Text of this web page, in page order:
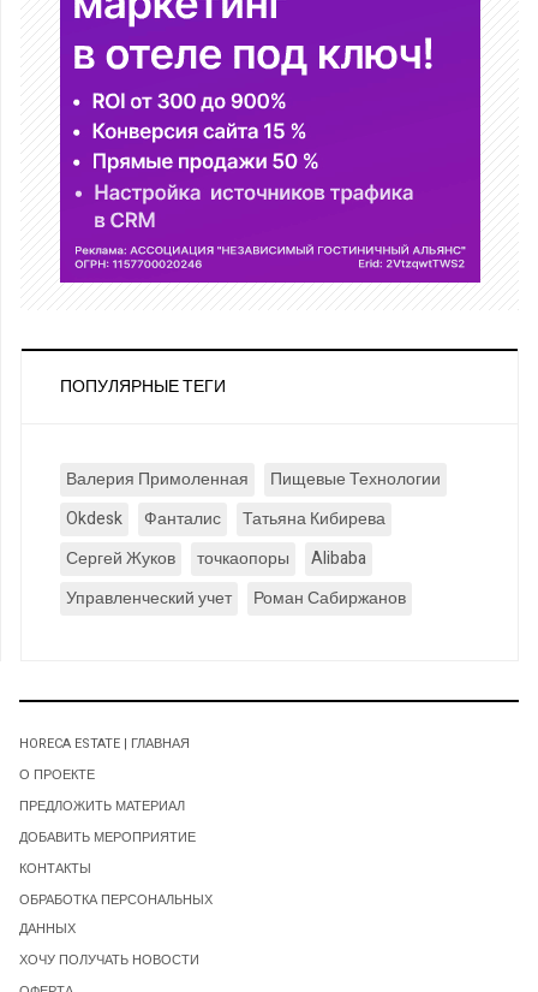
ПОПУЛЯРНЫЕ ТЕГИ
Валерия Примоленная
Пищевые Технологии
Okdesk
Фанталис
Татьяна Кибирева
Сергей Жуков
точкаопоры
Alibaba
Управленческий учет
Роман Сабиржанов
HORECA ESTATE | ГЛАВНАЯ
О ПРОЕКТЕ
ПРЕДЛОЖИТЬ МАТЕРИАЛ
ДОБАВИТЬ МЕРОПРИЯТИЕ
КОНТАКТЫ
ОБРАБОТКА ПЕРСОНАЛЬНЫХ
ДАННЫХ
ХОЧУ ПОЛУЧАТЬ НОВОСТИ